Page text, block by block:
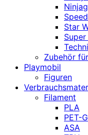
Star
Zubehör
Playmobil
Figuren
Filament
PLA
PET-G
ASA